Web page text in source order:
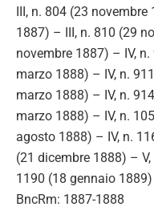
III, n. 804 (23 novembre
1887) – III, n. 810 (29
novembre 1887) – IV,
marzo 1888) – IV, n.
marzo 1888) – IV, n.
marzo 1888) – IV, n.
agosto 1888) – IV, n.
(21 dicembre 1888) –
1190 (18 gennaio 1889)
BncRm: 1887-1888